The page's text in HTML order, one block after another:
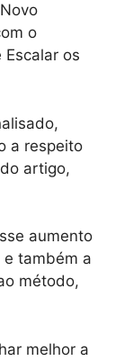
o
os
a respeito
artigo,
aumento
também a
método,
melhor a